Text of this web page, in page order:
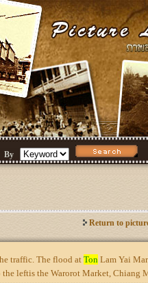
By
Return to
traffic. The flood atTon Lam Yai
leftis the Warorot Market, Chiang